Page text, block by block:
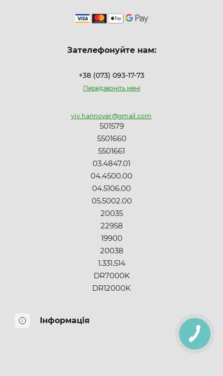
Зателефонуйте нам:
+38 (073) 093-17-73
Передзвоніть мені
yiv.hannover@gmail.com
501579
5501660
5501661
03.4847.01
04.4500.00
04.5106.00
05.5002.00
20035
22958
19900
20038
1.331.514
DR7000K
DR12000K
Інформація
КНОПКА
ЗВ'ЯЗКУ